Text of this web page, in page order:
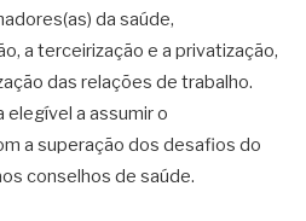
da saúde,
a terceirização e a privatização,
das relações de trabalho.
elegível a assumir o
a superação dos desafios do
conselhos de saúde.